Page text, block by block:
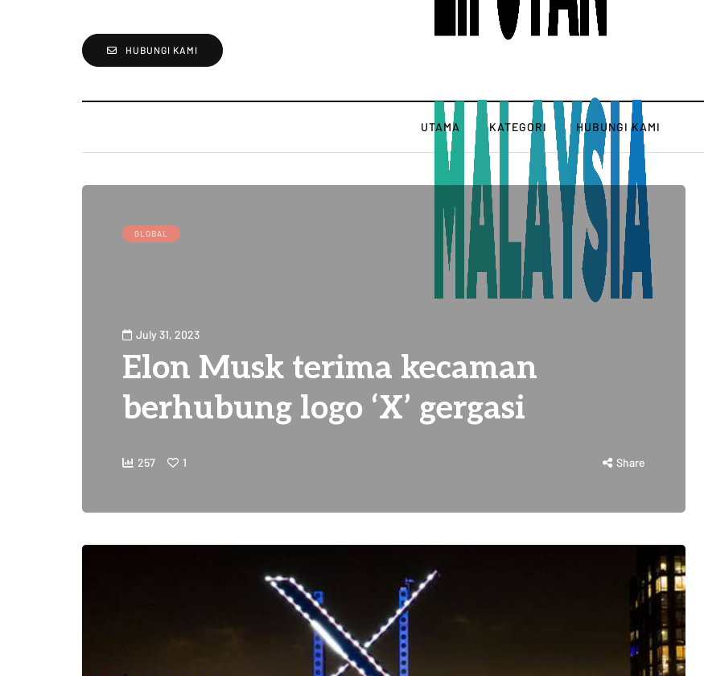
HUBUNGI KAMI
UTAMA KATEGORI HUBUNGI KAMI
GLOBAL
July 31, 2023
Elon Musk terima kecaman
berhubung logo ‘X’ gergasi
257 1 Share